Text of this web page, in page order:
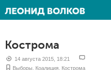
Кострома
14 августа 2015, 18:21
Выборы
Коалиция Кострома